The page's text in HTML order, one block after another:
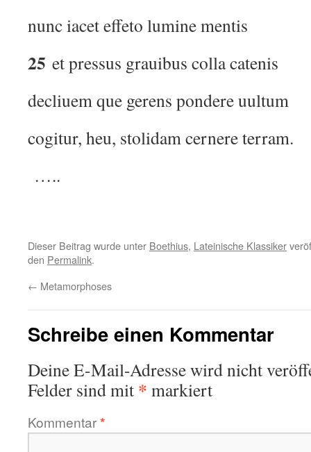
nunc iacet effeto lumine mentis
25 et pressus grauibus colla catenis
decliuem que gerens pondere uultum
cogitur, heu, stolidam cernere terram.
…..
Dieser Beitrag wurde unter Boethius, Lateinische Klassiker
den Permalink.
← Metamorphoses
Schreibe einen Kommentar
Deine E-Mail-Adresse wird nicht
Felder sind mit * markiert
Kommentar*